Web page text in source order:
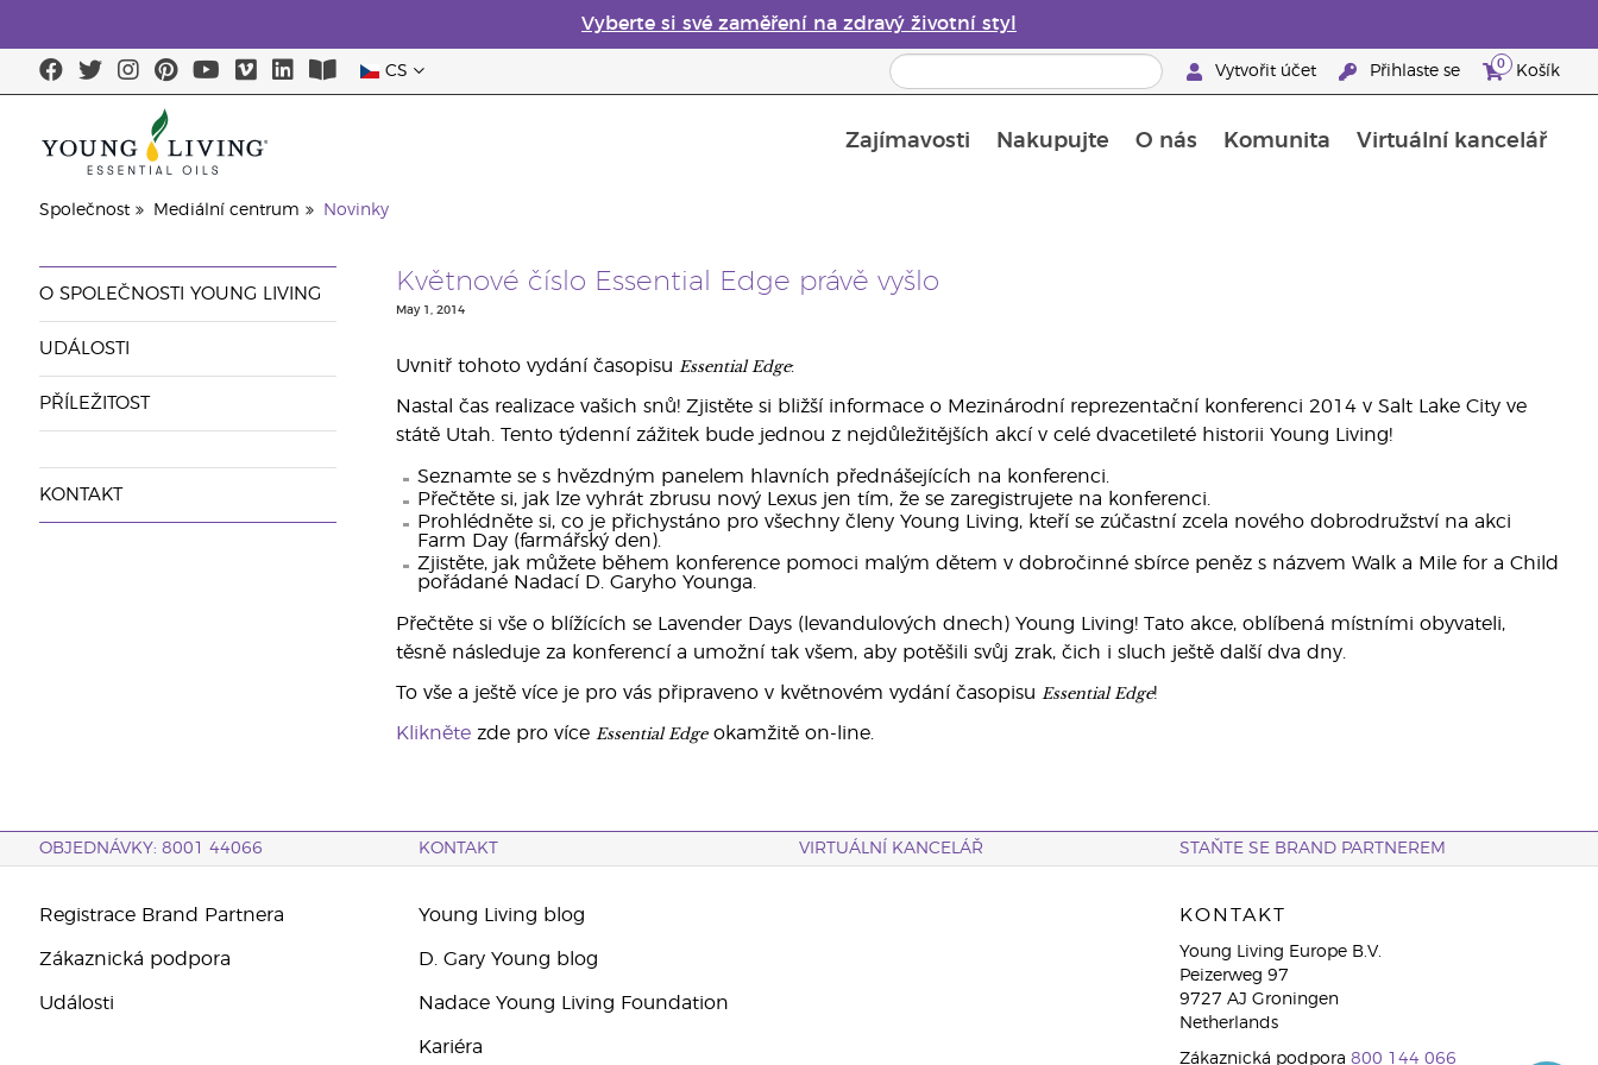
Vyberte si své zaměření na zdravý životní styl
CS Vytvořit účet Přihlaste se 0 Košík
Zajímavosti Nakupujte O nás Komunita Virtuální kancelář
Společnost Mediální centrum Novinky
O SPOLEČNOSTI YOUNG LIVING
UDÁLOSTI
PŘÍLEŽITOST
KONTAKT
Květnové číslo Essential Edge právě vyšlo
May 1, 2014
Uvnitř tohoto vydání časopisu Essential Edge:
Nastal čas realizace vašich snů! Zjistěte si bližší informace o Mezinárodní reprezentační konferenci 2014 v Salt Lake City ve
státě Utah. Tento týdenní zážitek bude jednou z nejdůležitějších akcí v celé dvacetileté historii Young Living!
Seznamte se s hvězdným panelem hlavních přednášejících na konferenci.
Přečtěte si, jak lze vyhrát zbrusu nový Lexus jen tím, že se zaregistrujete na konferenci.
Prohlédněte si, co je přichystáno pro všechny členy Young Living, kteří se zúčastní zcela nového dobrodružství na akci
Farm Day (farmářský den).
Zjistěte, jak můžete během konference pomoci malým dětem v dobročinné sbírce peněz s názvem Walk a Mile for a Child
pořádané Nadací D. Garyho Younga.
Přečtěte si vše o blížících se Lavender Days (levandulových dnech) Young Living! Tato akce, oblíbená místními obyvateli,
těsně následuje za konferencí a umožní tak všem, aby potěšili svůj zrak, čich i sluch ještě další dva dny.
To vše a ještě více je pro vás připraveno v květnovém vydání časopisu Essential Edge!
Kliknětezde pro více Essential Edgeokamžitě on-line.
OBJEDNÁVKY: 8001 44066 KONTAKT VIRTUÁLNÍ KANCELÁŘ STAŇTE SE BRAND PARTNEREM
Registrace Brand Partnera
Zákaznická podpora
Události
Young Living blog
D. Gary Young blog
Nadace Young Living Foundation
Kariéra
KONTAKT
Young Living Europe B.V.
Peizerweg 97
9727 AJ Groningen
Netherlands
Zákaznická podpora 800 144 066